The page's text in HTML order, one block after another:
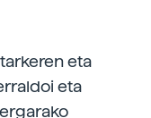
eta
eta